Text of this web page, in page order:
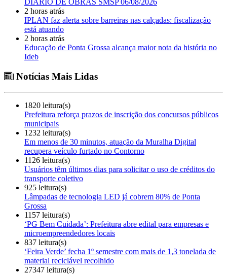
DIÁRIO DE OBRAS SMSP 06/08/2026
2 horas atrás
IPLAN faz alerta sobre barreiras nas calçadas: fiscalização
está atuando
2 horas atrás
Educação de Ponta Grossa alcança maior nota da história no
Ideb
Notícias Mais Lidas
1820 leitura(s)
Prefeitura reforça prazos de inscrição dos concursos públicos
municipais
1232 leitura(s)
Em menos de 30 minutos, atuação da Muralha Digital
recupera veículo furtado no Contorno
1126 leitura(s)
Usuários têm últimos dias para solicitar o uso de créditos do
transporte coletivo
925 leitura(s)
Lâmpadas de tecnologia LED já cobrem 80% de Ponta
Grossa
1157 leitura(s)
‘PG Bem Cuidada’: Prefeitura abre edital para empresas e
microempreendedores locais
837 leitura(s)
‘Feira Verde’ fecha 1º semestre com mais de 1,3 tonelada de
material reciclável recolhido
27347 leitura(s)